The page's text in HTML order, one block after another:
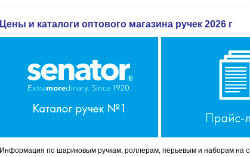
Цены и каталоги оптового магазина ручек 2026 г
Информация по шариковым ручкам, роллерам, перьевым и наборам на